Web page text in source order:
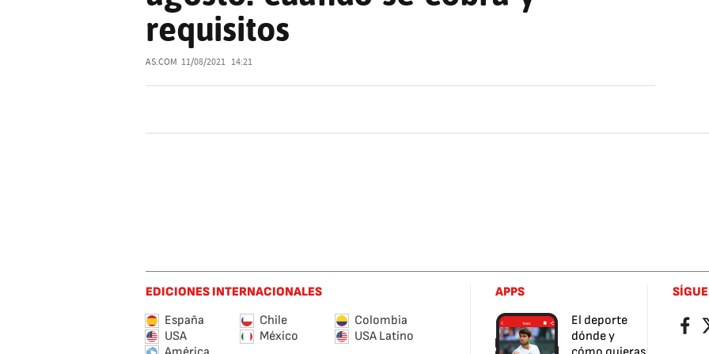
requisitos
AS.COM 11/08/2021 14:21
EDICIONES INTERNACIONALES
España
Chile
Colombia
USA
México
USA Latino
APPS
El deporte
dónde y